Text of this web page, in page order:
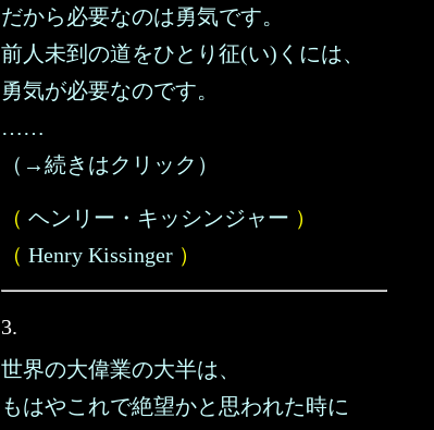
だから必要なのは勇気です。
前人未到の道をひとり征(い)くには、
勇気が必要なのです。
……
（→続きはクリック）
（ ヘンリー・キッシンジャー ）
（ Henry Kissinger ）
3.
世界の大偉業の大半は、
もはやこれで絶望かと思われた時に